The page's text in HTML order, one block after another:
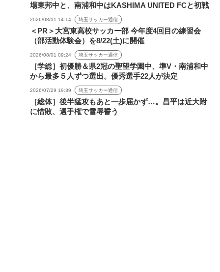
場東邦中と、南浦和中はKASHIMA UNITED FCと初戦
2026/08/01 14:14 埼玉サッカー通信
＜PR＞大宮東高校サッカー部 今年度4回目の練習会
（部活動体験会）を8/22(土)に開催
2026/08/01 09:24 埼玉サッカー通信
［学総］初優勝＆県2冠の聖望学園中、準V・南浦和中
から最多５人ずつ選出。優秀選手22人が決定
2026/07/29 19:39 埼玉サッカー通信
［総体］後半猛攻もあと一歩届かず…。昌平は近大附
に惜敗、選手権で雪辱誓う